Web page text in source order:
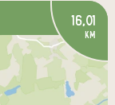
16,01
km